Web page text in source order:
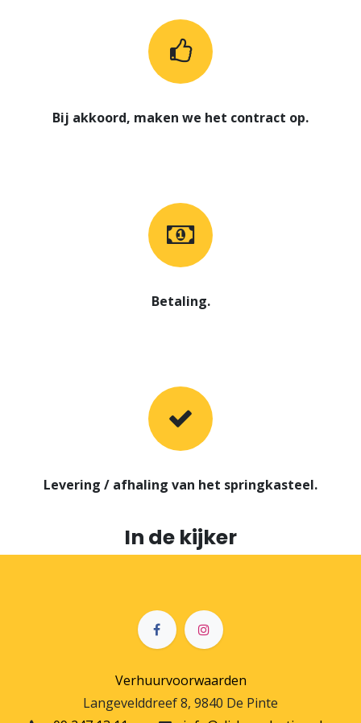
Bij akkoord, maken we het contract op.
Betaling.
Levering / afhaling van het springkasteel.
In de kijker
Verhuurvoorwaarden
Langevelddreef 8, 9840 De Pinte